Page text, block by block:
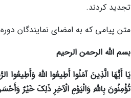
تجدید کردند.
متن پیامی که به امضای نمایندگان
بسم الله الرحمن الرحیم
یَا أَیُّهَا الَّذِینَ آمَنُوا أَطِیعُوا اللَّهَ
تُؤْمِنُونَ بِاللَّهِ وَالْیَوْمِ الْآخِرِ ذَلِکَ خَیْرٌ